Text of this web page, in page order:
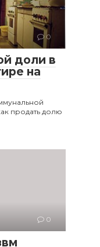
0
доли в
на
продать долю
0